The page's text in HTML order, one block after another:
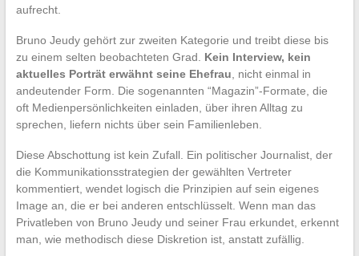
aufrecht.
Bruno Jeudy gehört zur zweiten Kategorie und treibt diese bis
zu einem selten beobachteten Grad. Kein Interview, kein
aktuelles Porträt erwähnt seine Ehefrau , nicht einmal in
andeutender Form. Die sogenannten “Magazin”-Formate, die
oft Medienpersönlichkeiten einladen, über ihren Alltag zu
sprechen, liefern nichts über sein Familienleben.
Diese Abschottung ist kein Zufall. Ein politischer Journalist, der
die Kommunikationsstrategien der gewählten Vertreter
kommentiert, wendet logisch die Prinzipien auf sein eigenes
Image an, die er bei anderen entschlüsselt. Wenn man das
Privatleben von Bruno Jeudy und seiner Frau erkundet, erkennt
man, wie methodisch diese Diskretion ist, anstatt zufällig.